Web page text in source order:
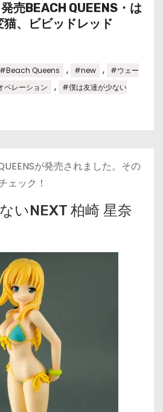
発売BEACH QUEENS・は
、ビビッドレッド
#Beach Queens , #new ,
#ウェー
ペレーション ,
#僕は友達が少ない
が発売されました。その
ェック！
いNEXT 柏崎 星奈